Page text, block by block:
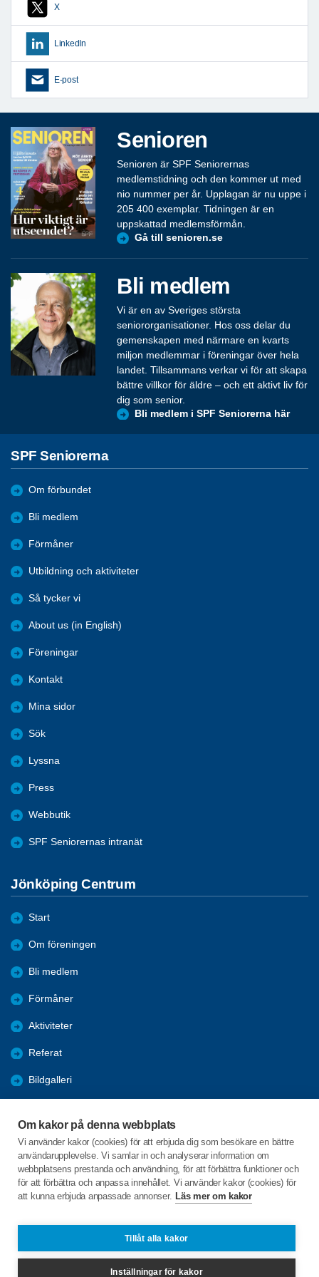
Om kakor på denna webbplats
Vi använder kakor (cookies) för att erbjuda dig som besökare en bättre
användarupplevelse. Vi samlar in och analyserar information om
webbplatsens prestanda och användning, för att förbättra funktioner och
för att förbättra och anpassa innehållet. Vi använder kakor (cookies) för
att kunna erbjuda anpassade annonser. Läs mer om kakor
Tillåt alla kakor
Inställningar för kakor
X
LinkedIn
E-post
Senioren
Senioren är SPF Seniorernas
medlemstidning och den kommer ut med
nio nummer per år. Upplagan är nu uppe i
205 400 exemplar. Tidningen är en
uppskattad medlemsförmån.
Gå till senioren.se
Bli medlem
Vi är en av Sveriges största
seniororganisationer. Hos oss delar du
gemenskapen med närmare en kvarts
miljon medlemmar i föreningar över hela
landet. Tillsammans verkar vi för att skapa
bättre villkor för äldre – och ett aktivt liv för
dig som senior.
Bli medlem i SPF Seniorerna här
SPF Seniorerna
Om förbundet
Bli medlem
Förmåner
Utbildning och aktiviteter
Så tycker vi
About us (in English)
Föreningar
Kontakt
Mina sidor
Sök
Lyssna
Press
Webbutik
SPF Seniorernas intranät
Jönköping Centrum
Start
Om föreningen
Bli medlem
Förmåner
Aktiviteter
Referat
Bildgalleri
Engagera DIG i vår förening
C/o:Lennart Lööw